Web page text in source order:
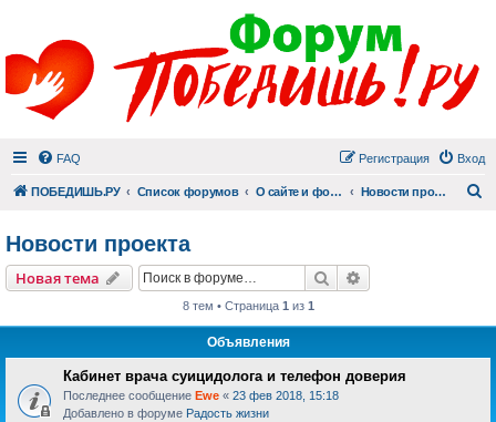
FAQ Вход
Регистрация
ПОБЕДИШЬ.РУ Список форумов О сайте и форуме Новости проекта
Новости проекта
Новая тема Поиск
8 тем • Страница 1 из 1
Объявления
Кабинет врача суицидолога и телефон доверия
Последнее сообщение Ewe « 23 фев 2018, 15:18
Добавлено в форуме Радость жизни